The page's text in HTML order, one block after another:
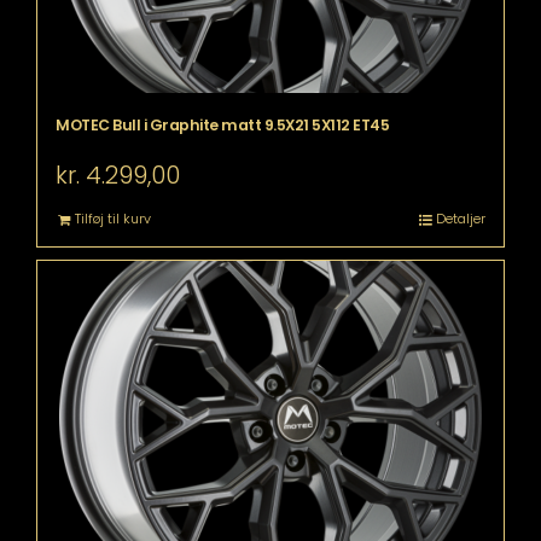
MOTEC Bull i Graphite matt 9.5X21 5X112 ET45
kr. 4.299,00
Tilføj til kurv Detaljer